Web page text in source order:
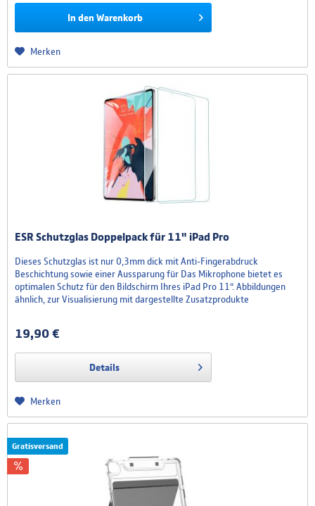
In den Warenkorb
Merken
ESR Schutzglas Doppelpack für 11" iPad Pro
Dieses Schutzglas ist nur 0,3mm dick mit Anti-Fingerabdruck
Beschichtung sowie einer Aussparung für Das Mikrophone bietet es
optimalen Schutz für den Bildschirm Ihres iPad Pro 11“. Abbildungen
ähnlich, zur Visualisierung mit dargestellte Zusatzprodukte
19,90 €
Details
Merken
Gratisversand